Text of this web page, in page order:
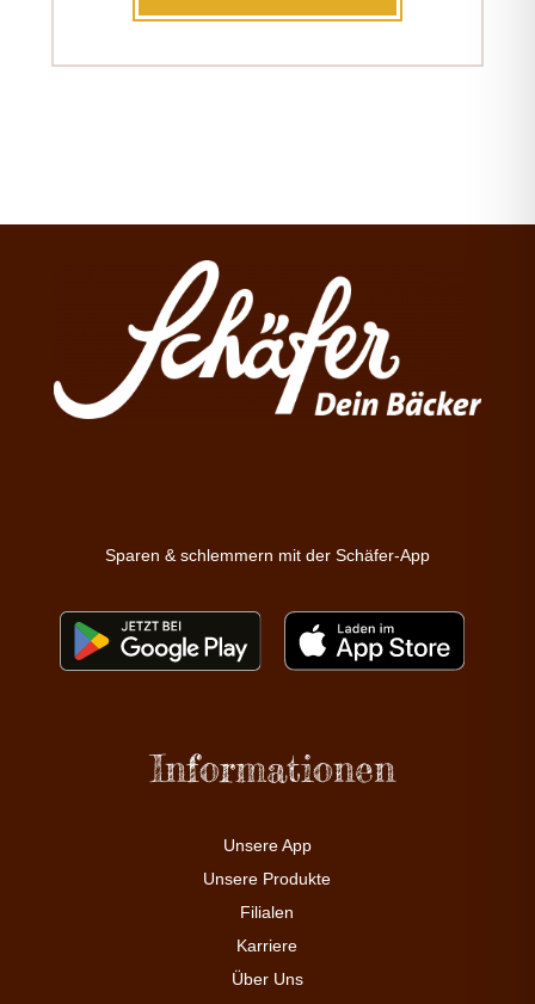
Sparen & schlemmern mit der Schäfer-App
Informationen
Unsere App
Unsere Produkte
Filialen
Karriere
Über Uns